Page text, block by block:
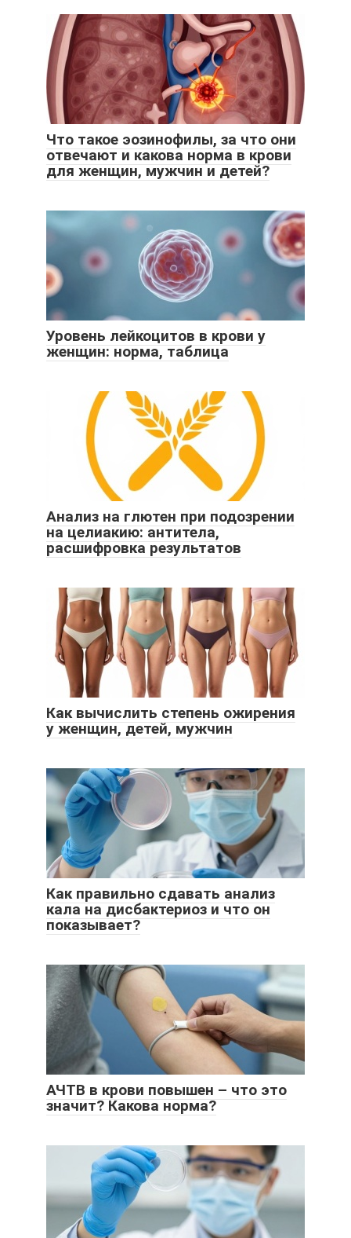
Что такое эозинофилы, за что они
отвечают и какова норма в крови
для женщин, мужчин и детей?
Уровень лейкоцитов в крови у
женщин: норма, таблица
Анализ на глютен при подозрении
на целиакию: антитела,
расшифровка результатов
Как вычислить степень ожирения
у женщин, детей, мужчин
Как правильно сдавать анализ
кала на дисбактериоз и что он
показывает?
АЧТВ в крови повышен – что это
значит? Какова норма?